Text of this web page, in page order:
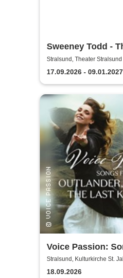
Sweeney Todd -
Vorpommern
Stralsund, Theater Stralsund
17.09.2026 - 09.01.2027
Voice Passion:
Outlander, Vikings
Kingdom
Stralsund, Kulturkirche St.
18.09.2026